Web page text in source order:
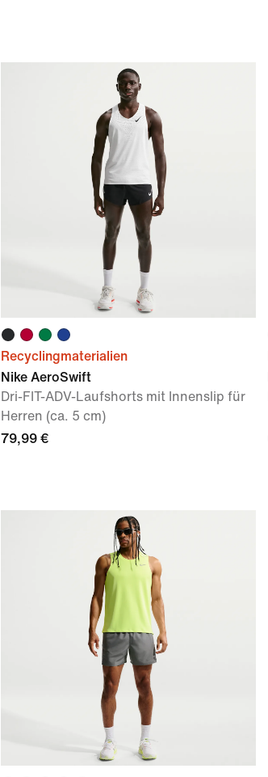
Recyclingmaterialien
Nike AeroSwift
Dri-FIT-ADV-Laufshorts mit Innenslip für
Herren (ca. 5 cm)
79,99 €